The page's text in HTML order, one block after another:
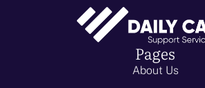
Pages
About Us